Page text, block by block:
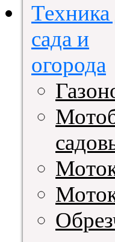
Техника
сада и
огорода